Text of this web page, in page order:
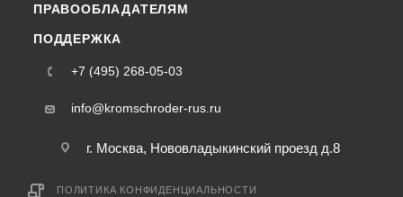
ПРАВООБЛАДАТЕЛЯМ
ПОДДЕРЖКА
+7 (495) 268-05-03
info@kromschroder-rus.ru
г. Москва, Нововладыкинский проезд д.8
ПОЛИТИКА КОНФИДЕНЦИАЛЬНОСТИ